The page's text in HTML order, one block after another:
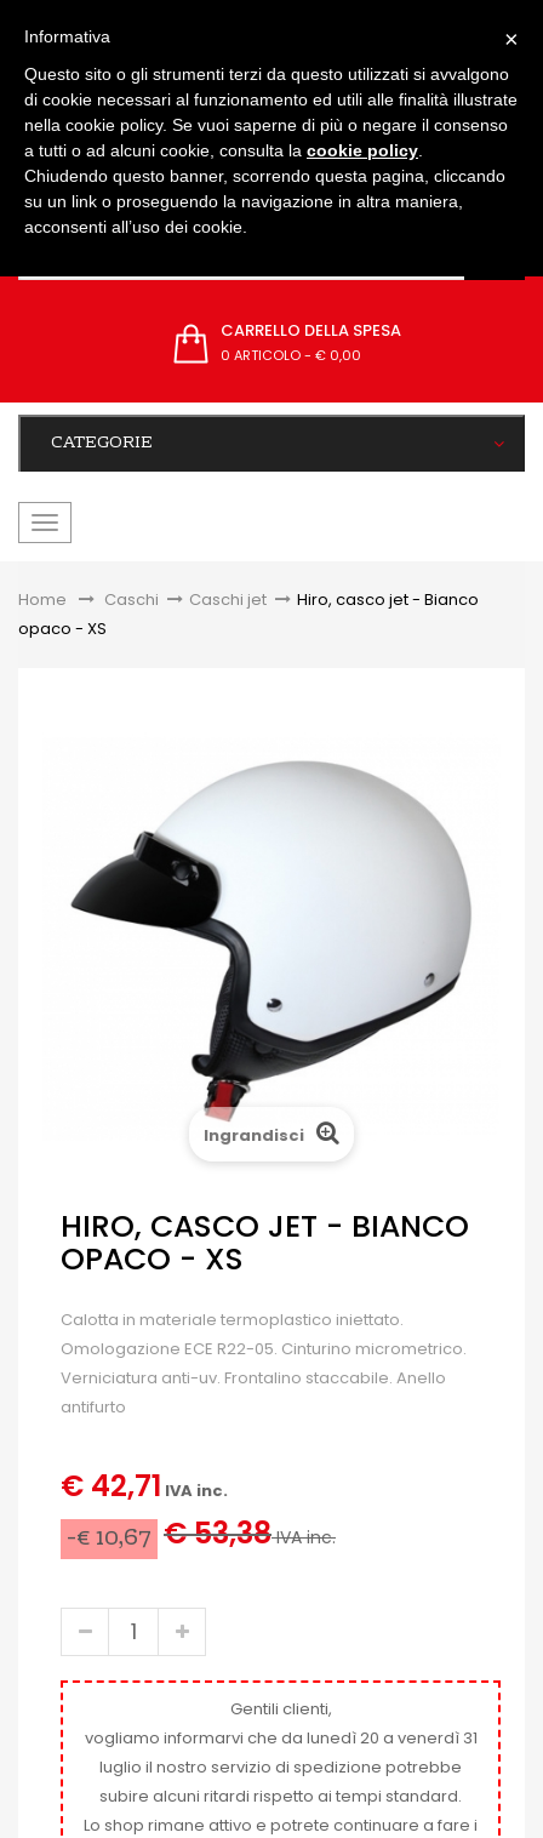
CARRELLO DELLA SPESA
0 ARTICOLO- € 0,00
CATEGORIE
navigazione
Home &gt;Caschi > Caschi jet > Hiro, casco jet - Bianco
opaco - XS
Ingrandisci
HIRO, CASCO JET - BIANCO
OPACO - XS
Calotta in materiale termoplastico iniettato.
Omologazione ECE R22-05. Cinturino micrometrico.
Verniciatura anti-uv. Frontalino staccabile. Anello
antifurto
€ 42,71 IVA inc.
-€ 10,67 € 53,38IVA inc.
Gentili clienti,
vogliamo informarvi che da lunedì 20 a venerdì 31
luglio il nostro servizio di spedizione potrebbe
subire alcuni ritardi rispetto ai tempi standard.
Lo shop rimane attivo e potrete continuare a fare i
×
Informativa
Questo sito o gli strumenti terzi da questo utilizzati si avvalgono
di cookie necessari al funzionamento ed utili alle finalità illustrate
nella cookie policy. Se vuoi saperne di più o negare il consenso
a tutti o ad alcuni cookie, consulta la cookie policy
Chiudendo questo banner, scorrendo questa pagina, cliccando
su un link o proseguendo la navigazione in altra maniera,
acconsenti all’uso dei cookie.